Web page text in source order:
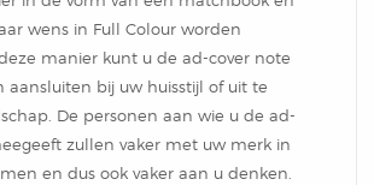
wens in Full Colour worden
manier kunt u de ad-cover note
aansluiten bij uw huisstijl of uit te
De personen aan wie u de ad-
zullen vaker met uw merk in
en dus ook vaker aan u denken.